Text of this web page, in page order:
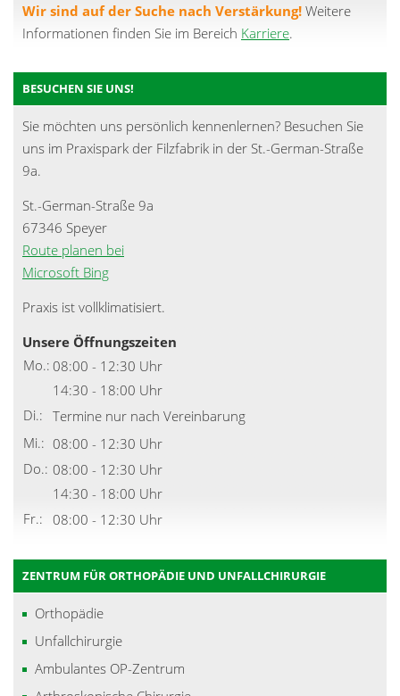
Wir sind auf der Suche nach Verstärkung! Weitere
Informationen finden Sie im Bereich Karriere.
BESUCHEN SIE UNS!
Sie möchten uns persönlich kennenlernen? Besuchen Sie
uns im Praxispark der Filzfabrik in der St.-German-Straße
9a.
St.-German-Straße 9a
67346 Speyer
Route planen bei
Microsoft Bing
Praxis ist vollklimatisiert.
Unsere Öffnungszeiten
Mo.: 08:00 - 12:30 Uhr
14:30 - 18:00 Uhr
Di.: Termine nur nach Vereinbarung
Mi.: 08:00 - 12:30 Uhr
Do.: 08:00 - 12:30 Uhr
14:30 - 18:00 Uhr
Fr.: 08:00 - 12:30 Uhr
ZENTRUM FÜR ORTHOPÄDIE UND UNFALLCHIRURGIE
Orthopädie
Unfallchirurgie
Ambulantes OP-Zentrum